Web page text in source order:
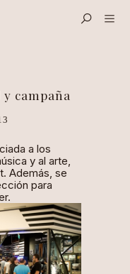
campaña
a los
y al arte,
Además, se
para